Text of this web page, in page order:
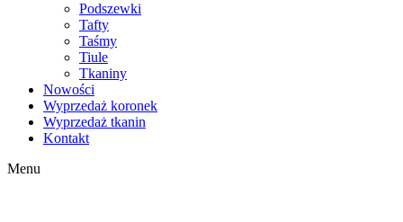
Podszewki
Tafty
Taśmy
Tiule
Tkaniny
Nowości
Wyprzedaż koronek
Wyprzedaż tkanin
Kontakt
Menu